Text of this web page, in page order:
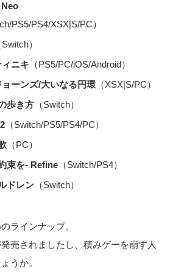
PS5/PS4/XSX|S/PC）
Switch）
ニキ （PS5/PC/iOS/Android）
ーンズ/大いなる円環 （XSX|S/PC）
歩き方 （Switch）
（Switch/PS5/PS4/PC）
（PC）
束を- Refine （Switch/PS4）
ドレン （Switch）
ラインナップ。
売されましたし、積みゲーを崩す人
うか。